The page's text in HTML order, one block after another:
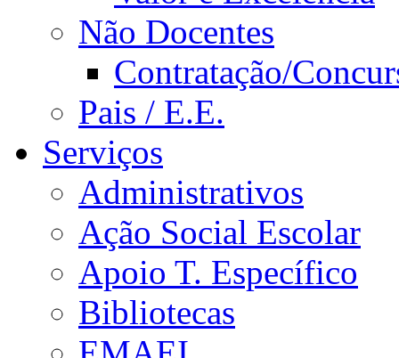
Não Docentes
Contratação/
Pais / E.E.
Serviços
Administrativos
Ação Social Escolar
Apoio T. Específico
Bibliotecas